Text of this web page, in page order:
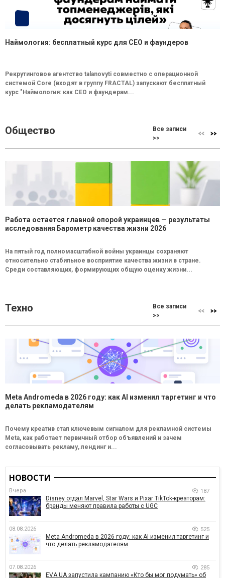
Наймология: бесплатный курс для CEO и фаундеров
Рекрутинговое агентство talanovyti совместно с операционной
системой Core (входят в группу FRACTAL) запускают бесплатный
курс "Наймология: как СEO и фаундерам...
Общество
Все записи
>>
Работа остается главной опорой украинцев — результаты
исследования Барометр качества жизни 2026
На пятый год полномасштабной войны украинцы сохраняют
относительно стабильное восприятие качества жизни в стране.
Среди составляющих, формирующих общую оценку жизни...
Техно
Все записи
>>
Meta Andromeda в 2026 году: как AI изменил таргетинг и что
делать рекламодателям
Почему креатив стал ключевым сигналом для рекламной системы
Meta, как работает первичный отбор объявлений и зачем
согласовывать рекламу, лендинг и...
НОВОСТИ
Вчера 187
Disney отдал Marvel, Star Wars и Pixar TikTok-креаторам:
бренды меняют правила работы с UGC
08.08.2026 525
Meta Andromeda в 2026 году: как AI изменил таргетинг и
что делать рекламодателям
07.08.2026 285
EVA.UA запустила кампанию «Кто бы мог подумать» об